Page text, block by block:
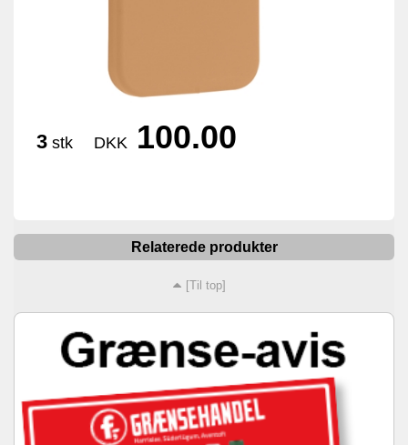
3 stk DKK 100.00
Relaterede produkter
[Til top]